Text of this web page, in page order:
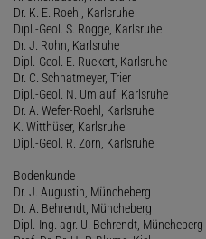
Dr. K. E. Roehl, Karlsruhe
Dipl.-Geol. S. Rogge, Karlsruhe
Dr. J. Rohn, Karlsruhe
Dipl.-Geol. E. Ruckert, Karlsruhe
Dr. C. Schnatmeyer, Trier
Dipl.-Geol. N. Umlauf, Karlsruhe
Dr. A. Wefer-Roehl, Karlsruhe
K. Witthüser, Karlsruhe
Dipl.-Geol. R. Zorn, Karlsruhe
Bodenkunde
Dr. J. Augustin, Müncheberg
Dr. A. Behrendt, Müncheberg
Dipl.-Ing. agr. U. Behrendt, Müncheberg